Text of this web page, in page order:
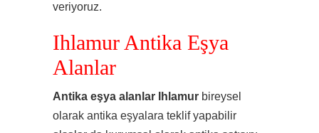
veriyoruz.
Ihlamur Antika Eşya
Alanlar
Antika eşya alanlar Ihlamur bireysel
olarak antika eşyalara teklif yapabilir